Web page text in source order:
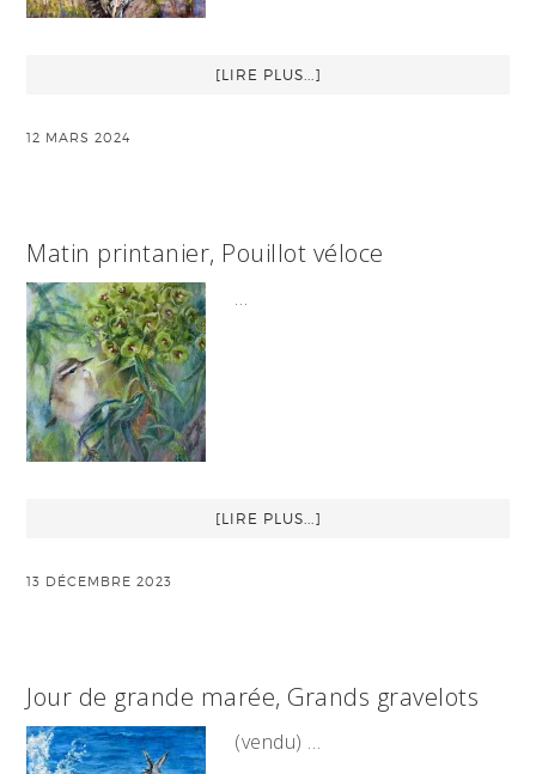
[LIRE PLUS...]
12 MARS 2024
Matin printanier, Pouillot véloce
…
[LIRE PLUS...]
13 DÉCEMBRE 2023
Jour de grande marée, Grands gravelots
(vendu) …